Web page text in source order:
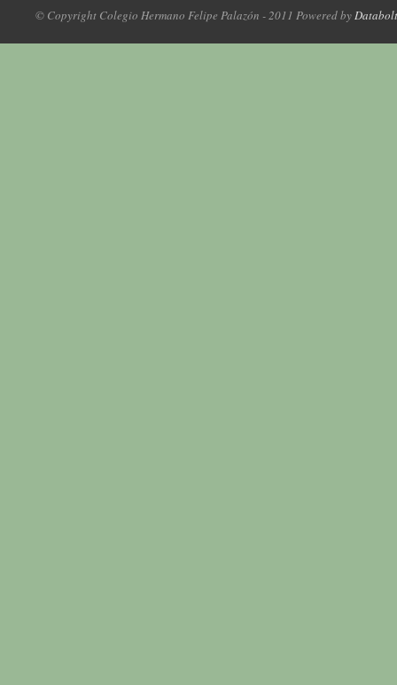
© Copyright Colegio Hermano Felipe Palazón - 2011 Powered byDatabolt